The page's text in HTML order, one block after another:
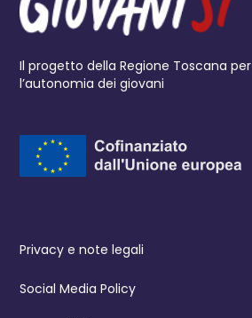
Il progetto della Regione Toscana per
l’autonomia dei giovani
Privacy e note legali
Social Media Policy